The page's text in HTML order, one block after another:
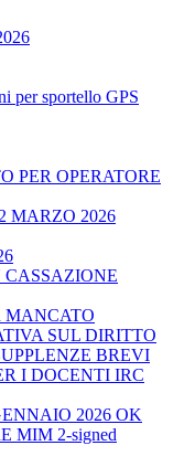
per sportello GPS
PER OPERATORE
MARZO 2026
MANCATO
SUL DIRITTO
BREVI
I DOCENTI IRC
2026 OK
MIM 2-signed